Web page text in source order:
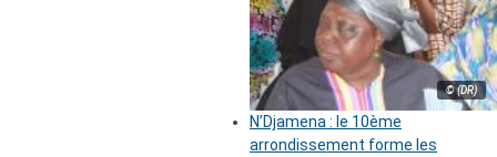
© (DR)
N’Djamena : le 10ème
arrondissement forme les